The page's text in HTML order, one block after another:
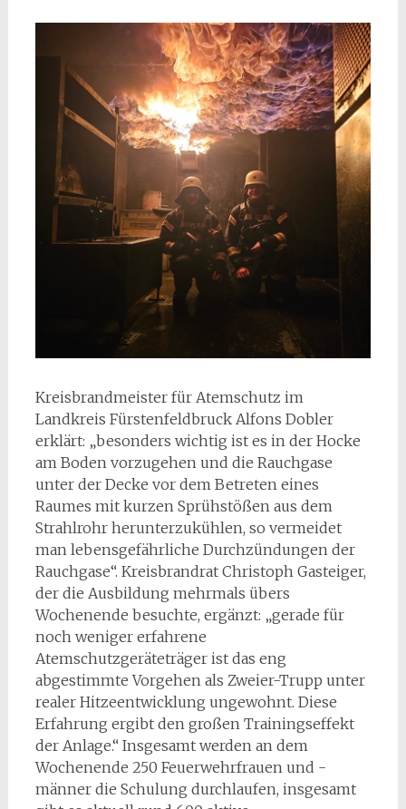
Kreisbrandmeister für Atemschutz im
Landkreis Fürstenfeldbruck Alfons Dobler
erklärt: „besonders wichtig ist es in der Hocke
am Boden vorzugehen und die Rauchgase
unter der Decke vor dem Betreten eines
Raumes mit kurzen Sprühstößen aus dem
Strahlrohr herunterzukühlen, so vermeidet
man lebensgefährliche Durchzündungen der
Rauchgase“. Kreisbrandrat Christoph Gasteiger,
der die Ausbildung mehrmals übers
Wochenende besuchte, ergänzt: „gerade für
noch weniger erfahrene
Atemschutzgeräteträger ist das eng
abgestimmte Vorgehen als Zweier-Trupp unter
realer Hitzeentwicklung ungewohnt. Diese
Erfahrung ergibt den großen Trainingseffekt
der Anlage.“ Insgesamt werden an dem
Wochenende 250 Feuerwehrfrauen und -
männer die Schulung durchlaufen, insgesamt